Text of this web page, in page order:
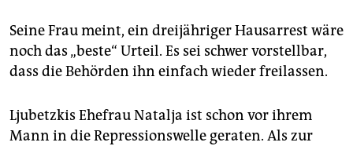
Seine Frau meint, ein dreijähriger Hausarrest wäre
noch das „beste“ Urteil. Es sei schwer vorstellbar,
dass die Behörden ihn einfach wieder freilassen.
Ljubetzkis Ehefrau Natalja ist schon vor ihrem
Mann in die Repressionswelle geraten. Als zur